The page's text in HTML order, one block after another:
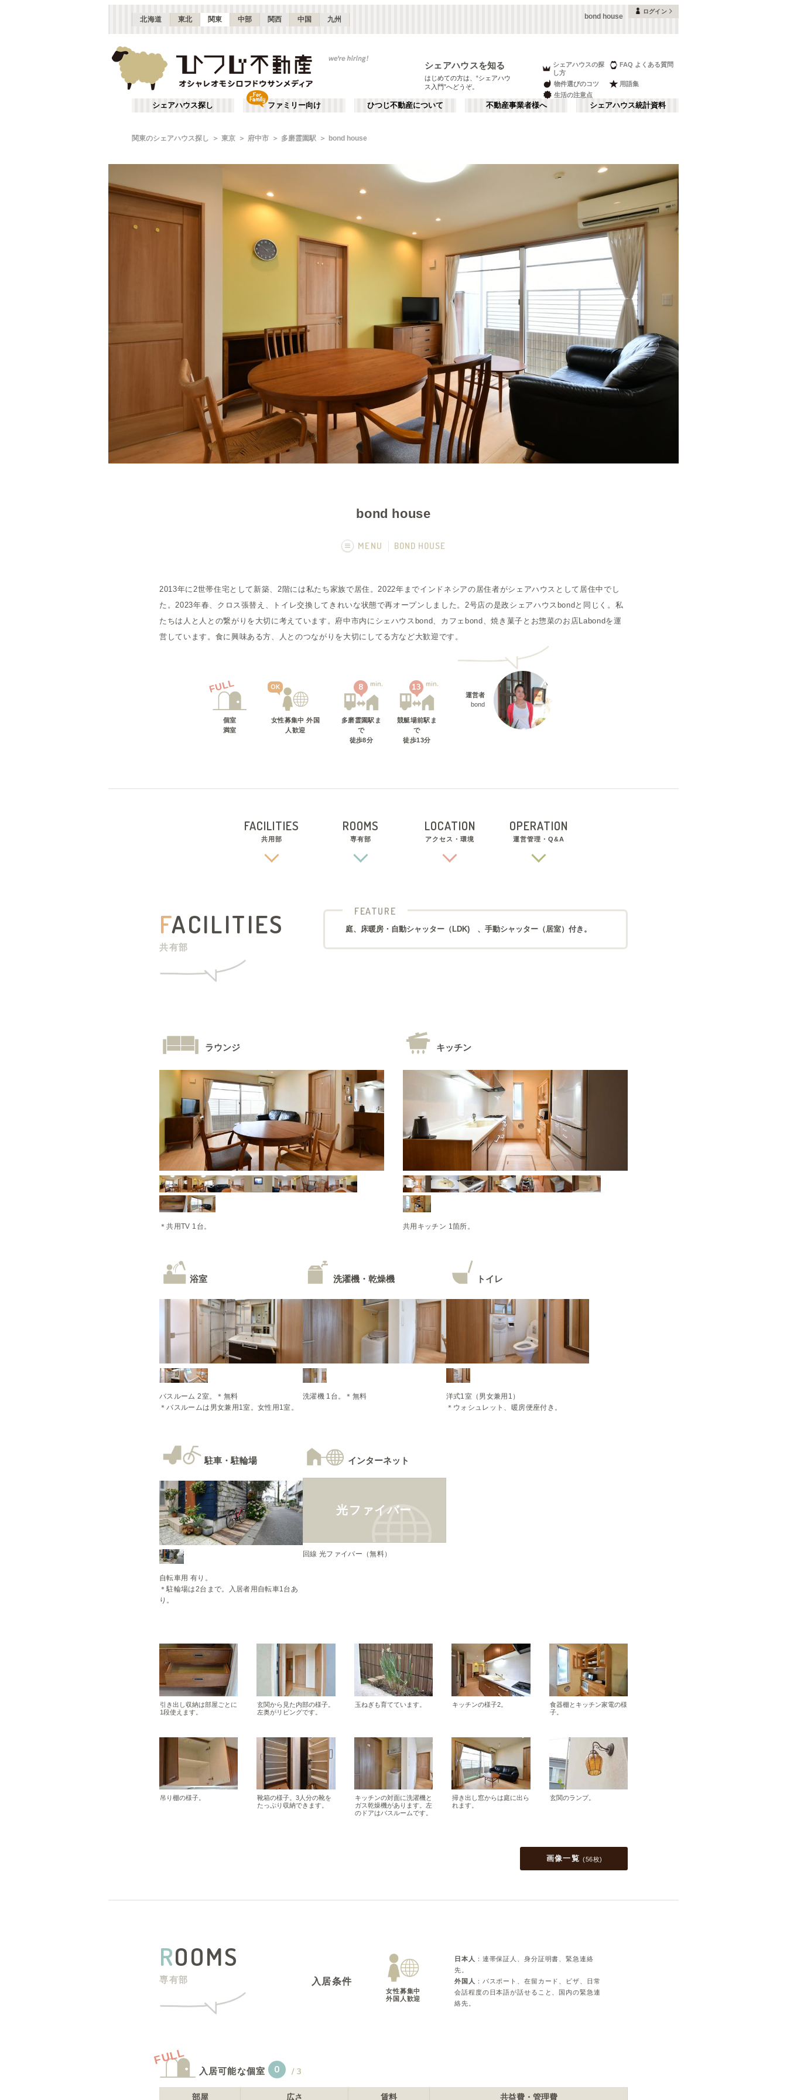
北海道 東北 関東 中部 関西 中国 九州 bond house
ログイン
シェアハウスを知る
はじめての方は、“シェアハウ
ス入門”へどうぞ。
シェアハウスの探
し方
FAQ よくある質問
物件選びのコツ
用語集
生活の注意点
シェアハウス探し ファミリー向け ひつじ不動産について 不動産事業者様へ シェアハウス統計資料
関東のシェアハウス探し 東京 府中市 多磨霊園駅 bond house
bond house
MENU BOND HOUSE
運営者
2013年に2世帯住宅として新築、2階には私たち家族で居住。2022年までインドネシアの居住者がシェアハウスとして居住中でし
た。2023年春、クロス張替え、トイレ交換してきれいな状態で再オープンしました。2号店の是政シェアハウスbondと同じく。私
たちは人と人との繋がりを大切に考えています。府中市内にシェハウスbond、カフェbond、焼き菓子とお惣菜のお店Labondを運
営しています。食に興味ある方、人とのつながりを大切にしてる方など大歓迎です。
FULL
個室
満室
OK
女性募集中 外国
人歓迎
8 min.
多磨霊園駅 ま
で
徒歩8分
13 min.
競艇場前駅 ま
で
徒歩13分
運営者
bond
FACILITIES
共用部
ROOMS
専有部
LOCATION
アクセス・環境
OPERATION
運営管理・Q&A
FACILITIES
共有部
FEATURE
庭、床暖房・自動シャッター（LDK) 、手動シャッター（居室）付き。
ラウンジ
＊共用TV 1台。
キッチン
共用キッチン 1箇所。
浴室
バスルーム 2室。＊無料
＊バスルームは男女兼用1室。女性用1室。
洗濯機・乾燥機 トイレ
洋式1室（男女兼用1）
＊ウォシュレット、暖房便座付き。
駐車・駐輪場
自転車用 有り。
＊駐輪場は2台まで。入居者用自転車1台あ
り。
インターネット
光ファイバー
回線 光ファイバー（無料）
引き出し収納は部屋ごとに
1段使えます。
玄関から見た内部の様子。
左奥がリビングです。
玉ねぎも育てています。 キッチンの様子2。
食器棚とキッチン家電の様
子。
吊り棚の様子。
靴箱の様子。3人分の靴を
たっぷり収納できます。
キッチンの対面に洗濯機と
ガス乾燥機があります。左
のドアはバスルームです。
掃き出し窓からは庭に出ら
れます。
玄関のランプ。
画像一覧 (56枚)
ROOMS
専有部 入居条件
女性募集中
外国人歓迎
日本人 ： 連帯保証人、身分証明書、緊急連絡
先。
外国人
： パスポート、在留カード、ビザ、日常
会話程度の日本語が話せること、国内の緊急連
絡先。
FULL
入居可能な個室 0 /3
部屋 広さ 賃料 共益費・管理費